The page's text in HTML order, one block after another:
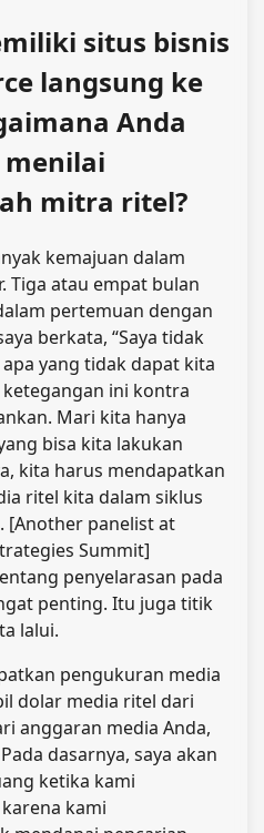
situs bisnis
langsung ke
Anda
mitra ritel?
kemajuan dalam
Tiga atau empat bulan
pertemuan dengan
berkata, “Saya tidak
yang tidak dapat kita
ini kontra
Mari kita hanya
bisa kita lakukan
kita harus mendapatkan
ritel kita dalam siklus
[Another panelist at
Summit]
penyelarasan pada
penting. Itu juga titik
lalui.
pengukuran media
dolar media ritel dari
anggaran media Anda,
dasarnya, saya akan
ketika kami
kami